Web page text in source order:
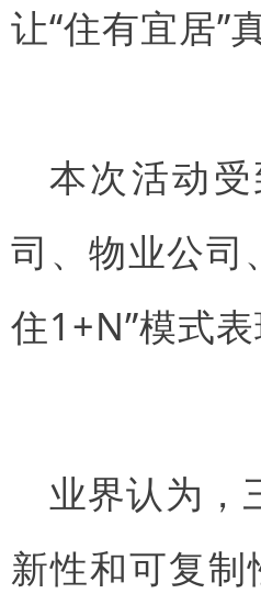
让“住有宜居”
本次活动
司、物业公司
住1+N”模式
业界认为，
新性和可复